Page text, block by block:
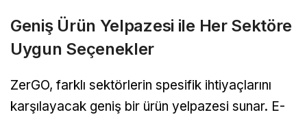
Geniş Ürün Yelpazesi ile Her Sektöre
Uygun Seçenekler
ZerGO, farklı sektörlerin spesifik ihtiyaçlarını
karşılayacak geniş bir ürün yelpazesi sunar. E-